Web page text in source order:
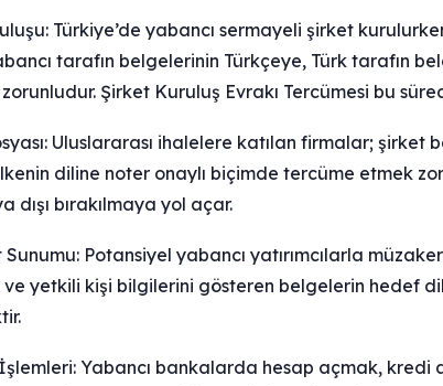
Türkiye’de yabancı sermayeli şirket
tarafın belgelerinin Türkçeye, Türk tarafın
Şirket Kuruluş Evrakı Tercümesi bu
Uluslararası ihalelere katılan firmalar;
diline noter onaylı biçimde tercüme etmek
dışı bırakılmaya yol açar.
Sunumu: Potansiyel yabancı yatırımcılarla
ve yetkili kişi bilgilerini gösteren belgelerin hedef
İşlemleri: Yabancı bankalarda hesap açmak,